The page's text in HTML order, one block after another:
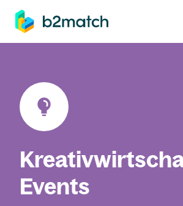
springen
Events